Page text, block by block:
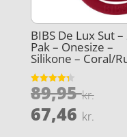
BIBS De Lux Sut –
Pak – Onesize –
Silikone – Coral/
Vurderet
4.3
89,95kr.Den
pris
67,46 kr.